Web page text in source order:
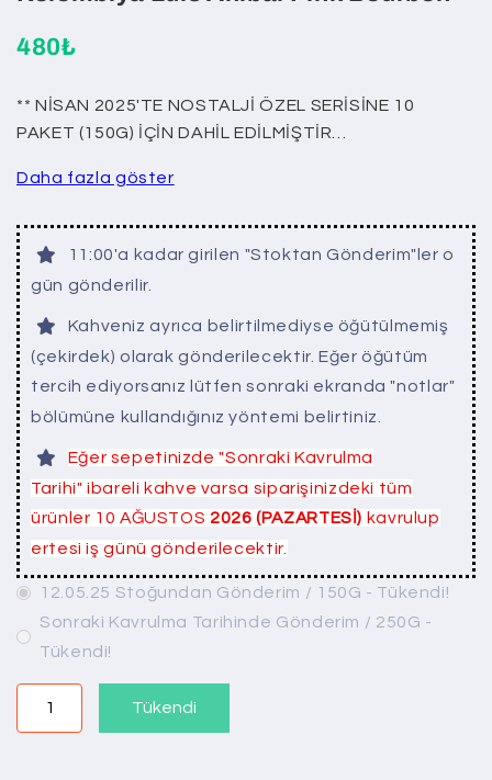
480₺
** NİSAN 2025'TE NOSTALJİ ÖZEL SERİSİNE 10
PAKET (150G) İÇİN DAHİL EDİLMİŞTİR…
Daha fazla göster
11:00'a kadar girilen "Stoktan Gönderim"ler o
gün gönderilir.
Kahveniz ayrıca belirtilmediyse öğütülmemiş
(çekirdek) olarak gönderilecektir. Eğer öğütüm
tercih ediyorsanız lütfen sonraki ekranda "notlar"
bölümüne kullandığınız yöntemi belirtiniz.
Eğer sepetinizde "Sonraki Kavrulma
Tarihi" ibareli kahve varsa siparişinizdeki tüm
ürünler 10 AĞUSTOS 2026 (PAZARTESİ) kavrulup
ertesi iş günü gönderilecektir.
12.05.25 Stoğundan Gönderim / 150G - Tükendi!
Sonraki Kavrulma Tarihinde Gönderim / 250G -
Tükendi!
Tükendi